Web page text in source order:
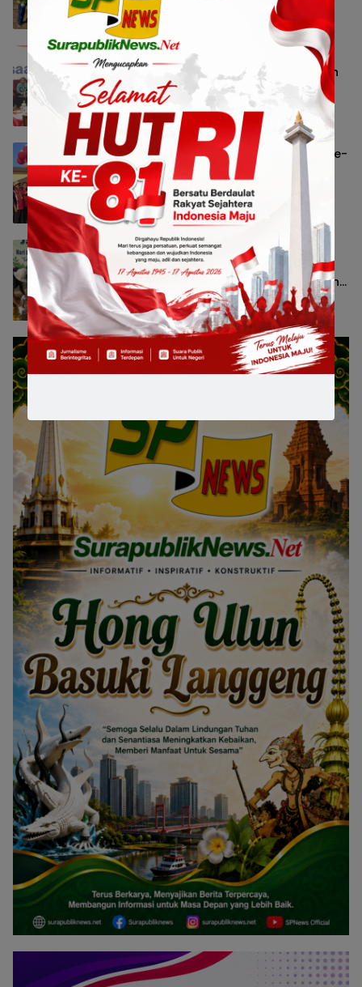
Hotel & Resto 5 Agustus 2026 14:00
Dialog Kebangsaan Jatim Perkuat
Persatuan Bangsa di Tengah Ancaman
Polarisasi Digital
Jatim Raya 3 Agustus 2026 18:19
Lomba Hias Rumah Semarakkan HUT ke-
81 RI, Warga Taman Boston Perkuat
Kebersamaan
Jatim Raya 3 Agustus 2026 17:27
Jasamarga Gempol Pasuruan Gelar
Kampanye Keselamatan untuk
Tingkatkan Disiplin Berkendara di Jalan
Tol
Jatim Raya 2 Agustus 2026 17:34